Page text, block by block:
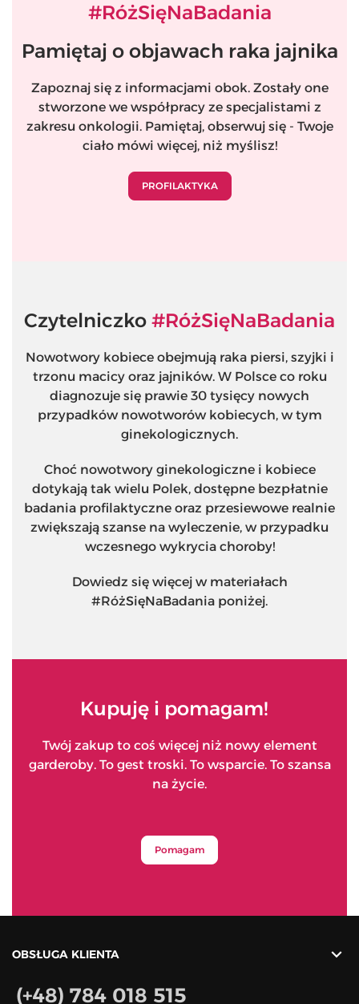
#RóżSięNaBadania
Pamiętaj o objawach raka jajnika
Zapoznaj się z informacjami obok. Zostały one
stworzone we współpracy ze specjalistami z
zakresu onkologii. Pamiętaj, obserwuj się - Twoje
ciało mówi więcej, niż myślisz!
PROFILAKTYKA
Czytelniczko #RóżSięNaBadania
Nowotwory kobiece obejmują raka piersi, szyjki i
trzonu macicy oraz jajników. W Polsce co roku
diagnozuje się prawie 30 tysięcy nowych
przypadków nowotworów kobiecych, w tym
ginekologicznych.
Choć nowotwory ginekologiczne i kobiece
dotykają tak wielu Polek, dostępne bezpłatnie
badania profilaktyczne oraz przesiewowe realnie
zwiększają szanse na wyleczenie, w przypadku
wczesnego wykrycia choroby!
Dowiedz się więcej w materiałach
#RóżSięNaBadania poniżej.
Kupuję i pomagam!
Twój zakup to coś więcej niż nowy element
garderoby. To gest troski. To wsparcie. To szansa
na życie.
Pomagam
OBSŁUGA KLIENTA 
(+48) 784 018 515